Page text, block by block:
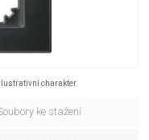
charakter.
ke stažení